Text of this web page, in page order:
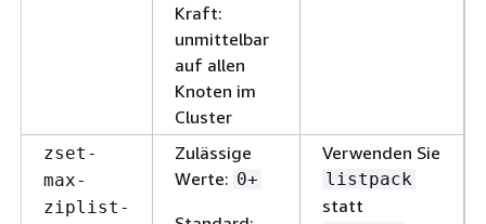
Kraft:
unmittelbar
auf allen
Knoten im
Cluster
zset-
max-
ziplist-
Zulässige
Werte: 0+
Verwenden Sie
listpack
statt